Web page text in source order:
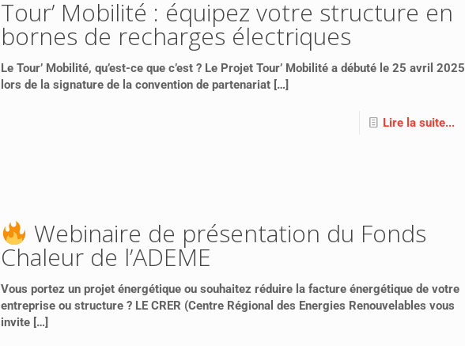
Tour’ Mobilité : équipez votre structure en
bornes de recharges électriques
Le Tour’ Mobilité, qu’est-ce que c’est ? Le Projet Tour’ Mobilité a débuté le 25 avril 2025
lors de la signature de la convention de partenariat […]
Lire la suite...
Webinaire de présentation du Fonds
Chaleur de l’ADEME
Vous portez un projet énergétique ou souhaitez réduire la facture énergétique de votre
entreprise ou structure ? LE CRER (Centre Régional des Energies Renouvelables vous
invite […]